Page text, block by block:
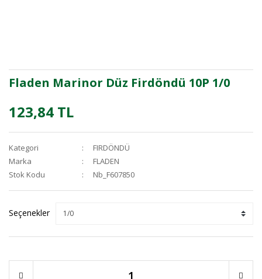
Fladen Marinor Düz Firdöndü 10P 1/0
123,84 TL
Kategori
FIRDÖNDÜ
Marka
FLADEN
Stok Kodu
Nb_F607850
Seçenekler